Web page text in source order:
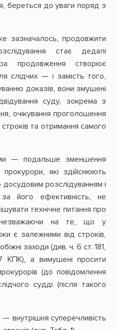
береться до уваги поряд з
зазначалось, продовжити
стає дедалі
продовження створює
слідчих — і замість того,
доказів, вони змушені
суду, зокрема з
очікування проголошення
та отримання самого
— подальше зменшення
прокурори, які здійснюють
розслідуванням і
за його ефективність, не
технічне питання про
(незважаючи на те, що у
є залежними від строків,
заходи (див. ч. 6 ст. 181,
а вимушені просити
(до повідомлення
судді (після такого
внутрішня суперечливість